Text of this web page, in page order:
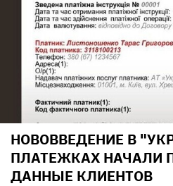
НОВОВВЕДЕНИЕ В
ПЛАТЕЖКАХ НАЧАЛИ
ДАННЫЕ КЛИЕНТОВ